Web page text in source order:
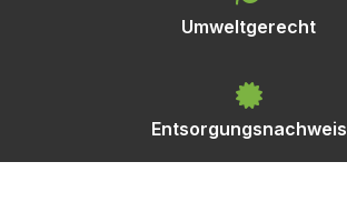
Umweltgerecht
Entsorgungsnachweis